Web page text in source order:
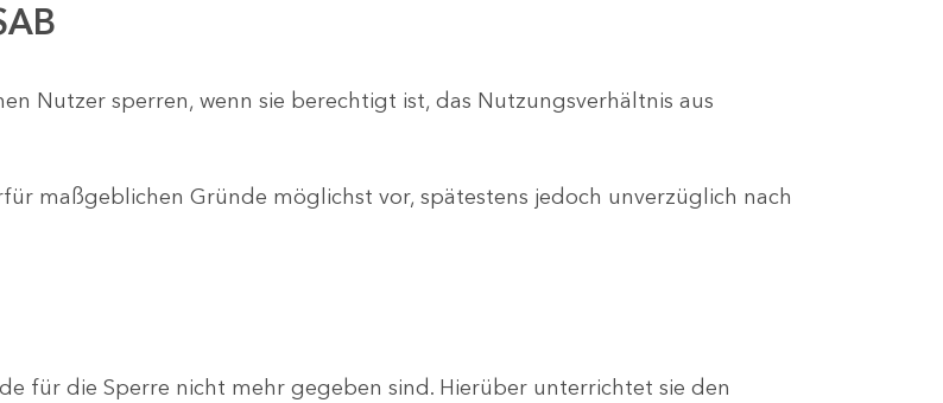
Nutzer sperren, wenn sie berechtigt ist, das Nutzungsverhältnis aus
maßgeblichen Gründe möglichst vor, spätestens jedoch unverzüglich nach
für die Sperre nicht mehr gegeben sind. Hierüber unterrichtet sie den